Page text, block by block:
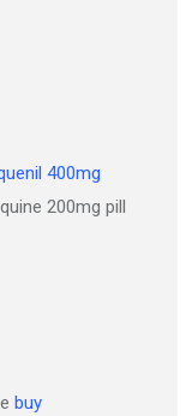
400mg
200mg pill
buy